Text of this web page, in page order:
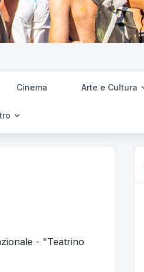
Cinema Arte e Cultura
- "Teatrino